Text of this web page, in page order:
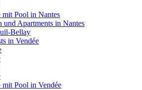
mit Pool in Nantes
und Apartments in Nantes
Bellay
in Vendée
Pool in Vendée